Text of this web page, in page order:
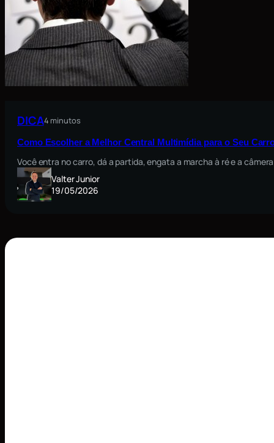
DICA4 minutos
Como Escolher a Melhor Central Multimídia para o Seu
Você entra no carro, dá a partida, engata a marcha à ré e a
Valter Junior
19/05/2026